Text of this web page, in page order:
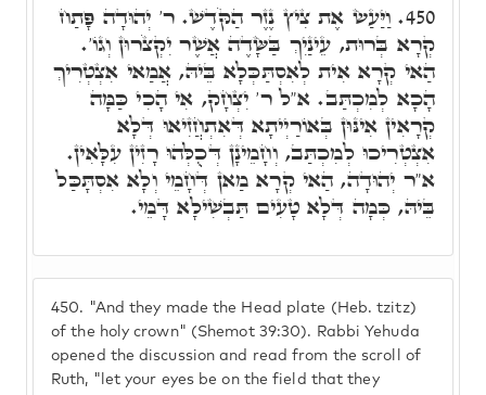
450. "And they made the Head plate (Heb. tzitz)
of the holy crown" (Shemot 39:30). Rabbi Yehuda
opened the discussion and read from the scroll of
Ruth, "let your eyes be on the field that they
450. וַיַּעַשׂ אֶת צִיץ נֶזֶר הַקֹּדֶשׁ. ר' יְהוּדָה פָּתַח
קְרָא בְּרוּת, עֵינַיִךְ בַּשָּׂדֶה אֲשֶׁר יִקְצֹרוּן וְגוֹ'.
הַאי קְרָא אִית לְאִסְתַּכְּלָא בֵּיהּ, אֲמַאי אִצְטְרִיךְ
הָכָא לְמִכְתַּב. א"ל ר' יִצְחָק, אִי הָכִי כַּמָּה
קְרָאִין אִינּוּן בְּאוֹרַיְיתָא דְּאִתְחֲזִיאוּ דְּלָא
אִצְטְרִיכוּ לְמִכְתַּב, וְחָמֵינָן דְּכֻלְּהוּ רָזִין עִלָּאִין.
א"ר יְהוּדָה, הַאי קְרָא מַאן דְּחָמֵי וְלָא אִסְתָּכַּל
בֵּיהּ, כְּמָה דְּלָא טָעִים תַּבְשִׁילָא דָּמֵי.